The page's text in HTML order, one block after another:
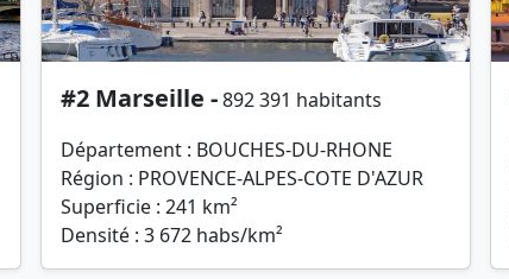
#2 Marseille -892 391 habitants
Département : BOUCHES-DU-RHONE
Région : PROVENCE-ALPES-COTE D'AZUR
Superficie : 241 km²
Densité : 3 672 habs/km²